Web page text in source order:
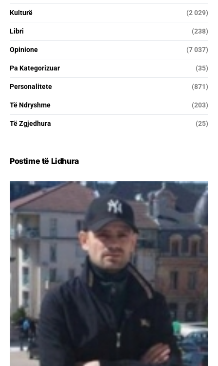
Kulturë (2 029)
Libri (238)
Opinione (7 037)
Pa Kategorizuar (35)
Personalitete (871)
Të Ndryshme (203)
Të Zgjedhura (25)
Postime të Lidhura